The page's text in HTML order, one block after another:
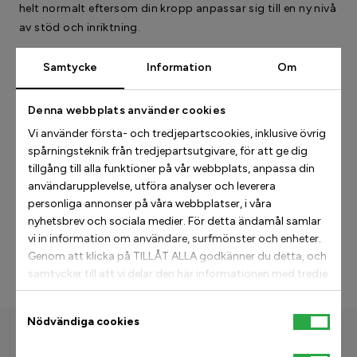
Samtycke Information Om
Denna webbplats använder cookies
Vi använder första- och tredjepartscookies, inklusive övrig
spårningsteknik från tredjepartsutgivare, för att ge dig
tillgång till alla funktioner på vår webbplats, anpassa din
användarupplevelse, utföra analyser och leverera
personliga annonser på våra webbplatser, i våra
nyhetsbrev och sociala medier. För detta ändamål samlar
vi in information om användare, surfmönster och enheter.
Genom att klicka på TILLÅT ALLA godkänner du detta, och
samtycker till att vi delar den här informationen med tredje
part, till exempel våra annonspartners. Om du vill kan
på att om du blockerar vissa typer av cookies kan det
Nödvändiga cookies
helt normalt eftersom din kropp anpassar sig till en ny nivå
av stöd och inriktning.
3. Lyssna på din kropp
Allas upplevelse är unik. Vissa människor anpassar sig
hälsa, fotstruktur eller tidigare skador. Gå i din egen takt -
din komfort är nyckeln!
Gå in dem… och dansa, dansa, dansa.
Vårt löfte till våra kunder är att återta livet.
New shoes, new life